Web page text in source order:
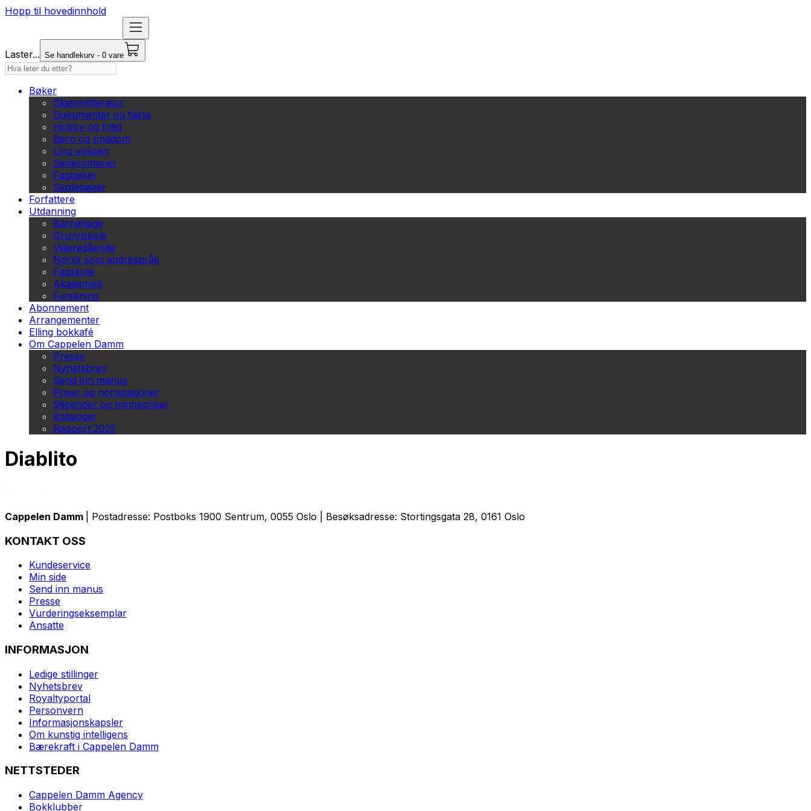
Hopp til hovedinnhold
Laster... Se handlekurv - 0 vare
Bøker
Skjønnlitteratur
Dokumentar og fakta
Hobby og fritid
Barn og ungdom
Ung voksen
Serieromaner
Fagbøker
Skolebøker
Forfattere
Utdanning
Barnehage
Grunnskole
Videregående
Norsk som andrespråk
Fagskole
Akademisk
Forskning
Abonnement
Arrangementer
Elling bokkafé
Om Cappelen Damm
Presse
Nyhetsbrev
Send inn manus
Priser og nominasjoner
Stipender og minnepriser
Kataloger
Rapport 2025
Diablito
Cappelen Damm | Postadresse: Postboks 1900 Sentrum, 0055 Oslo | Besøksadresse: Stortingsgata 28, 0161 Oslo
KONTAKT OSS
Kundeservice
Min side
Send inn manus
Presse
Vurderingseksemplar
Ansatte
INFORMASJON
Ledige stillinger
Nyhetsbrev
Royaltyportal
Personvern
Informasjonskapsler
Om kunstig intelligens
Bærekraft i Cappelen Damm
NETTSTEDER
Cappelen Damm Agency
Bokklubber